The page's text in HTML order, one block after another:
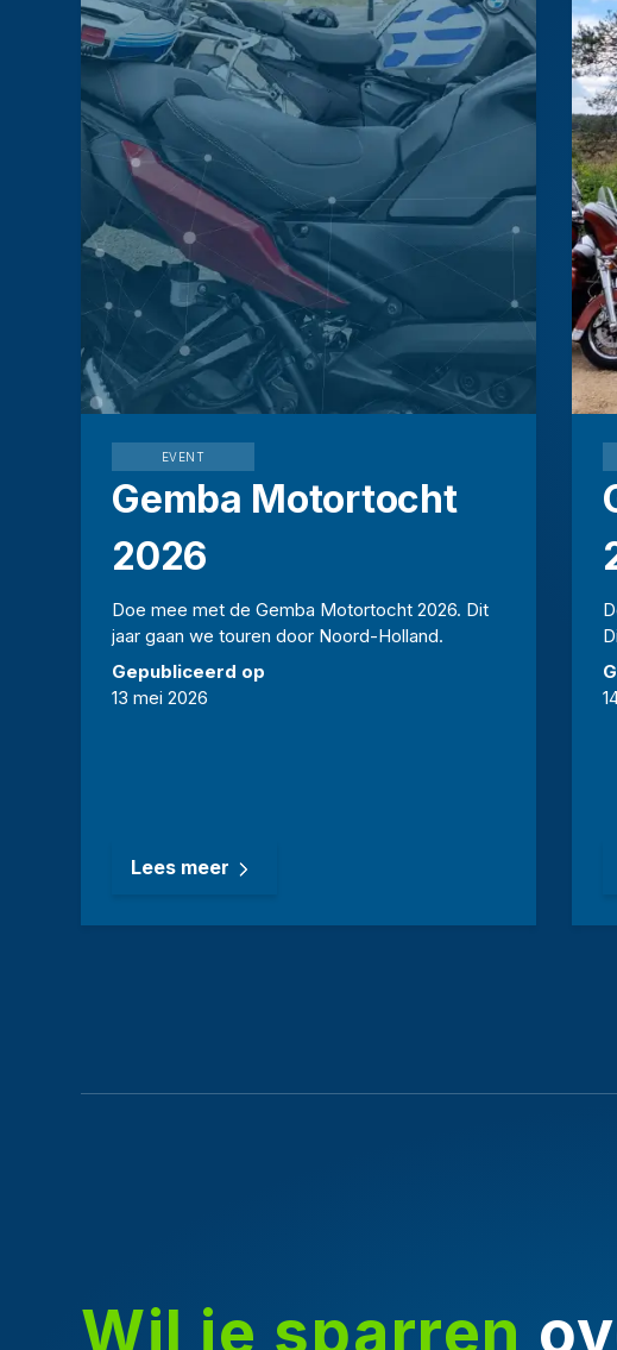
EVENT
Gemba Motortocht
2026
Doe mee met de Gemba Motortocht 2026. Dit
jaar gaan we touren door Noord-Holland.
Gepubliceerd op
13 mei 2026
Lees meer
Wil je sparren